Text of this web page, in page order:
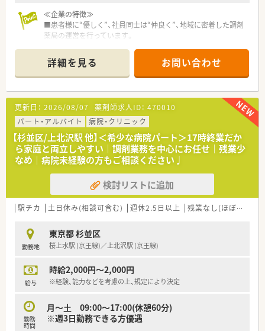
≪企業の特徴≫
■患者様に“優しく”、社員同士は“仲良く”、地域に密着した調剤
薬局の運営を行っています。
ープ全体で95店舗まで成長中！
■今後もM＆Aや新規出店が控えており、2022年には100店舗を
超える企業と拡大していきます。
■やる気と頑張りはしっかり評価！各種評価制度、表彰制度、支
援制度を整備しサポートしています。
■実力や頑張りにより、20代で薬局長やブロック長に昇進する
など、社員の努力はしっかり評価します。
■評価方法も、一次評価者と二次評価者の複数の目で評価をして
おり、公平な査定を行っています。
■充実した研修制度や交流会を用意し風通しの良い社風を実現
しています。
■ブロック長が年に1回は面談を実施するなど、会社に対して意
見を言える機会を用意しています。
■各店舗で完結するのではなく、組織全体としてレベルアップし
ていこうという風土があります。
わせる機会も多数用意しています。
■多くの人と知り合うことができますので、情報交換や視野も広
がり店舗間の協力体制も良好です。
剤師研修を実施しています。
■社長より会社方針などを直接聞ける機会もあり、モチベーショ
■患者様に寄り添う在宅医療で地域に貢献！チーム医療にも取り
組み在宅医療に注力しています。
■患者様との信頼関係の構築が大切になり、ヒューマンスキルを
詳細を見る お問い合わせ
更新日： 2026/08/07 薬剤師求人ID： 470010
パート・アルバイト
病院・クリニック
【杉並区/上北沢駅 他】＜希少な病院パート＞17時終業だか
ら家庭と両立しやすい｜調剤業務を中心にお任せ｜残業少
なめ｜病院未経験の方もご相談ください♩
検討リストに追加
駅チカ 土日休み(相談可含む) 週休2.5日以上 残業なし(ほぼなし含む)
勤務地
東京都 杉並区
桜上水駅 (京王線)／上北沢駅 (京王線)
給与
時給2,000円～2,000円
※経験、能力などを考慮の上、規定により決定
勤務
時間
月～土 09:00～17:00(休憩60分)
※週3日勤務できる方優遇